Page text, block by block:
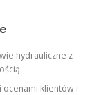
hydrauliczne z
ocenami klientów i